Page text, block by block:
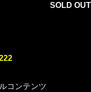
SOLD OUT
コンテンツ